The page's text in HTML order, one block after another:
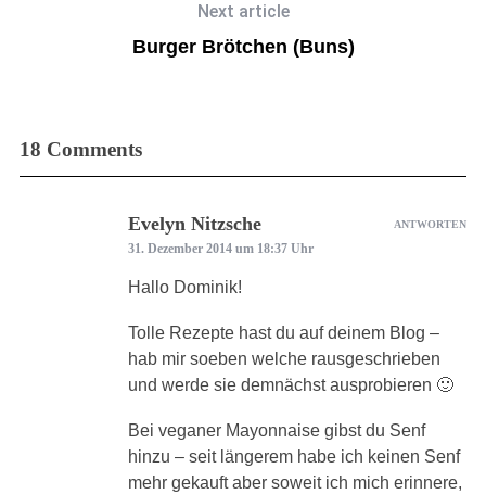
Next article
Burger Brötchen (Buns)
18 Comments
Evelyn Nitzsche
31. Dezember 2014 um 18:37 Uhr
Hallo Dominik!
Tolle Rezepte hast du auf deinem Blog –
hab mir soeben welche rausgeschrieben
und werde sie demnächst ausprobieren 🙂
Bei veganer Mayonnaise gibst du Senf
hinzu – seit längerem habe ich keinen Senf
mehr gekauft aber soweit ich mich erinnere,
ANTWORTEN